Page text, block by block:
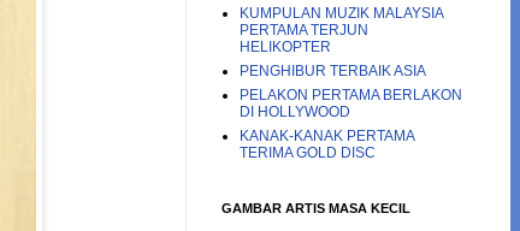
KUMPULAN MUZIK MALAYSIA
PERTAMA TERJUN
HELIKOPTER
PENGHIBUR TERBAIK ASIA
PELAKON PERTAMA BERLAKON
DI HOLLYWOOD
KANAK-KANAK PERTAMA
TERIMA GOLD DISC
GAMBAR ARTIS MASA KECIL